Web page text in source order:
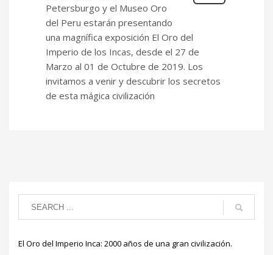
Petersburgo y el Museo Oro
del Peru estarán presentando
una magnífica exposición El Oro del
Imperio de los Incas, desde el 27 de
Marzo al 01 de Octubre de 2019. Los
invitamos a venir y descubrir los secretos
de esta mágica civilización
El Oro del Imperio Inca: 2000 años de una gran civilización.